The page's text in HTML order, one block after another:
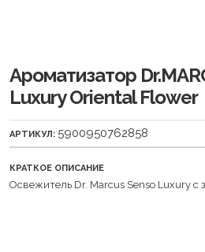
Ароматизатор
Luxury Oriental Flower
АРТИКУЛ: 5900950762858
КРАТКОЕ ОПИСАНИЕ
Освежитель Dr. Marcus Senso Luxury с